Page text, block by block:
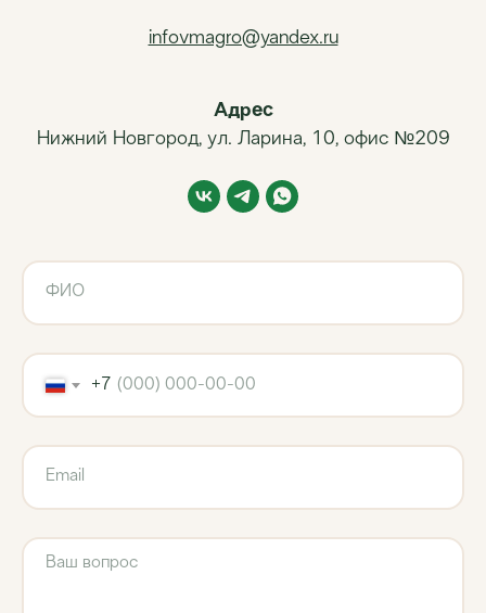
infovmagro@yandex.ru
Адрес
Нижний Новгород, ул. Ларина, 10, офис №209
+7
ВМ-АГРО